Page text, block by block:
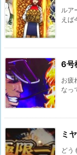
ルア
えば
6号
お疲
なっ
ミ
どう